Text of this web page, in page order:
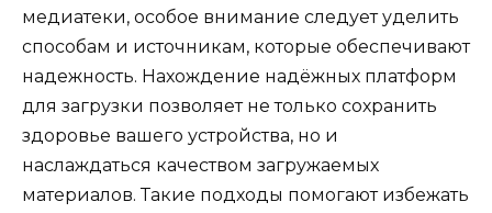
медиатеки, особое внимание следует уделить
способам и источникам, которые обеспечивают
надежность. Нахождение надёжных платформ
для загрузки позволяет не только сохранить
здоровье вашего устройства, но и
наслаждаться качеством загружаемых
материалов. Такие подходы помогают избежать